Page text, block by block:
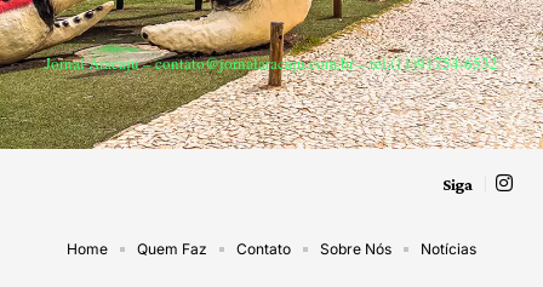
Jornal Aracaju –contato@jornalaracaju.com.br– tel.(11)91754-6532
Siga
Home Quem Faz Contato Sobre Nós Notícias